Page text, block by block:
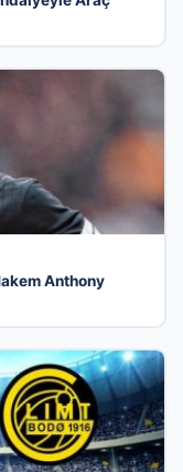
Anthony